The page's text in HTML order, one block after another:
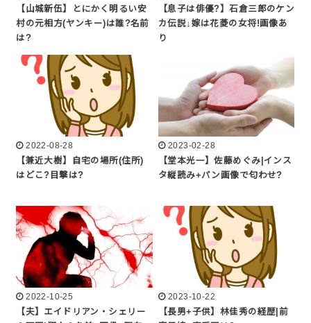
【山城新伍】とにかく明るい安
村の元相方(ヤンキー)は誰?名前
は?
【息子は俳優?】石倉三郎のケン
カ伝説↓嫁は花菱の女将!画像あ
り
2022-08-28
【兼近大樹】自宅の場所(住所)
はどこ?目撃は?
2023-02-28
【堂本光一】佐藤めぐみ|インス
タ縦読み+パン画像で匂わせ?
2022-10-25
【夫】エイドリアン・シェリー
2023-10-22
【長男+子供】林佳秀の経歴|前